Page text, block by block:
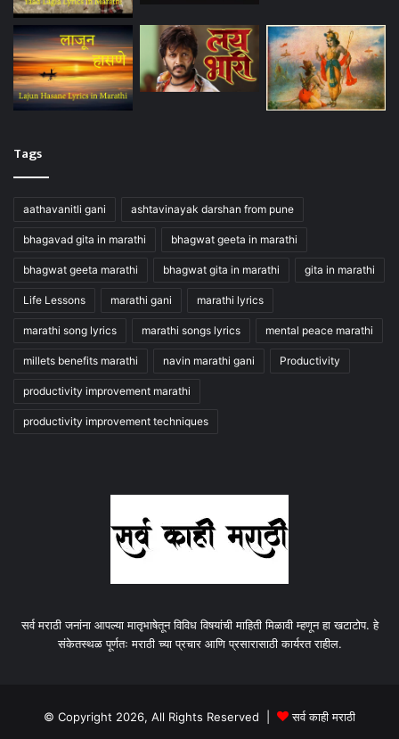
Tags
aathavanitli gani ashtavinayak darshan from pune
bhagavad gita in marathi bhagwat geeta in marathi
bhagwat geeta marathi bhagwat gita in marathi gita in marathi
Life Lessons marathi gani marathi lyrics
marathi song lyrics marathi songs lyrics mental peace marathi
millets benefits marathi navin marathi gani Productivity
productivity improvement marathi
productivity improvement techniques
सर्व मराठी जनांना आपल्या मातृभाषेतून विविध विषयांची माहिती मिळावी म्हणून हा खटाटोप. हे
संकेतस्थळ पूर्णतः मराठी च्या प्रचार आणि प्रसारासाठी कार्यरत राहील.
© Copyright 2026, All Rights Reserved |
सर्व काही मराठी